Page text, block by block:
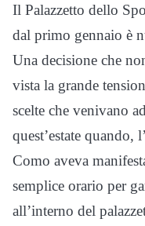
Il Palazzetto dello
dal primo gennaio è
Una decisione che
vista la grande
scelte che venivano
quest’estate quando,
Como aveva
semplice orario per
all’interno del